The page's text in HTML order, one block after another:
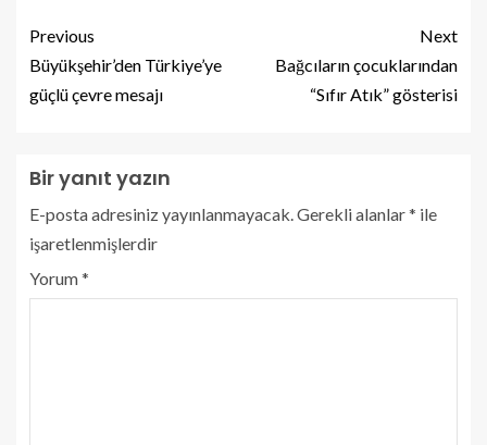
Previous
Büyükşehir’den Türkiye’ye
güçlü çevre mesajı
Next
Bağcıların çocuklarından
“Sıfır Atık” gösterisi
Bir yanıt yazın
E-posta adresiniz yayınlanmayacak.Gerekli alanlar* ile
işaretlenmişlerdir
Yorum*